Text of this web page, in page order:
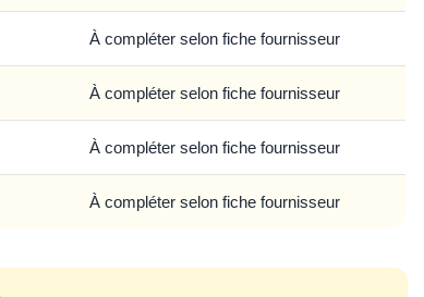
À compléter selon fiche fournisseur
À compléter selon fiche fournisseur
À compléter selon fiche fournisseur
À compléter selon fiche fournisseur